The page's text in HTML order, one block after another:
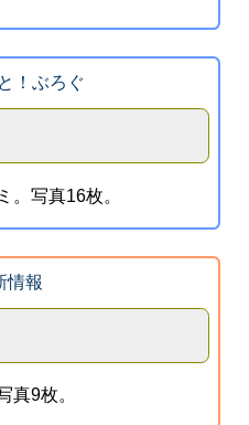
！ぶろぐ
。写真16枚。
情報
真9枚。